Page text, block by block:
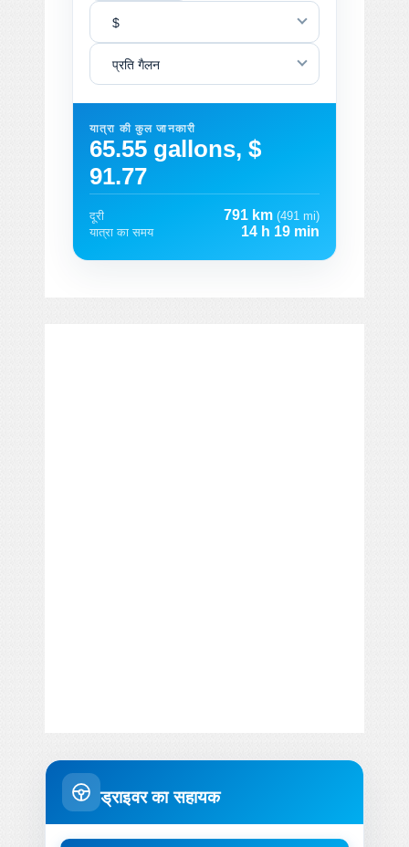
$
प्रति गैलन
यात्रा की कुल जानकारी
65.55 gallons, $
91.77
दूरी 791 km (491 mi)
यात्रा का समय
14 h 19 min
ड्राइवर का सहायक